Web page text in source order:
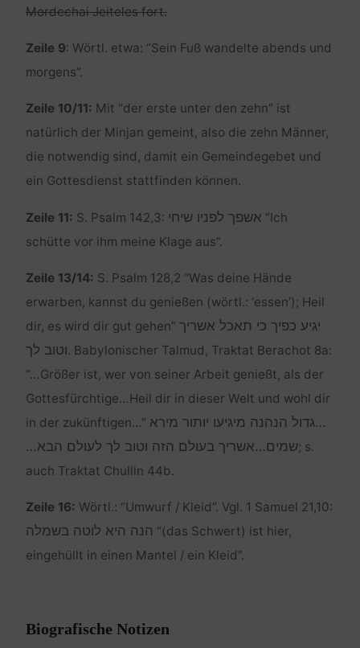
Mordechai Jeiteles fort.
Zeile 9: Wörtl. etwa: “Sein Fuß wandelte abends und
morgens”.
Zeile 10/11: Mit “der erste unter den zehn” ist
natürlich der Minjan gemeint, also die zehn Männer,
die notwendig sind, damit ein Gemeindegebet und
ein Gottesdienst stattfinden können.
Zeile 11: S. Psalm 142,3: אשפך לפניו שיחי “Ich
schütte vor ihm meine Klage aus”.
Zeile 13/14: S. Psalm 128,2 “Was deine Hände
erwarben, kannst du genießen (wörtl.: ‘essen’); Heil
dir, es wird dir gut gehen” יגיע כפיך כי תאכל אשריך
וטוב לך. Babylonischer Talmud, Traktat Berachot 8a:
“…Größer ist, wer von seiner Arbeit genießt, als der
Gottesfürchtige…Heil dir in dieser Welt und wohl dir
in der zukünftigen…” …גדול הנהנה מיגיעו יותור מירא
שמים…אשריך בעולם הזה וטוב לך לעולם הבא…; s.
auch Traktat Chullin 44b.
Zeile 16: Wörtl.: “Umwurf / Kleid”. Vgl. 1 Samuel 21,10:
הנה היא לוטה בשמלה “(das Schwert) ist hier,
eingehüllt in einen Mantel / ein Kleid”.
Biografische Notizen